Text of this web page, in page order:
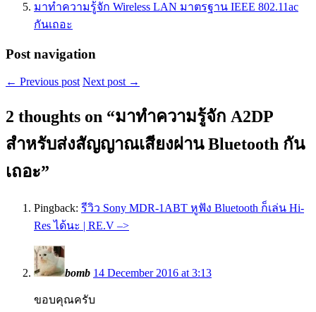
มาทำความรู้จัก Wireless LAN มาตรฐาน IEEE 802.11ac
กันเถอะ
Post navigation
← Previous post Next post →
2 thoughts on “มาทำความรู้จัก A2DP
สำหรับส่งสัญญาณเสียงผ่าน Bluetooth กัน
เถอะ”
Pingback: รีวิว Sony MDR-1ABT หูฟัง Bluetooth ก็เล่น Hi-
Res ได้นะ | RE.V –>
bomb 14 December 2016 at 3:13
ขอบคุณครับ